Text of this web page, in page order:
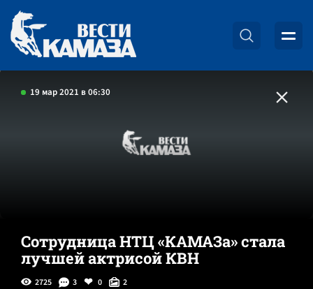
19 мар 2021 в 06:30
Сотрудница НТЦ «КАМАЗа» стала
лучшей актрисой КВН
2725 3 0 2